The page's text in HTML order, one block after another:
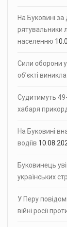
На Буковині
рятувальники
населенню
Сили оборони
об’єкті
Судитимуть
хабаря
На Буковині
водіїв
Буковинець
українських
У Перу
війні росії